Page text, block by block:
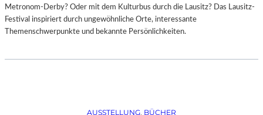
Metronom-Derby? Oder mit dem Kulturbus durch die Lausitz? Das Lausitz-
Festival inspiriert durch ungewöhnliche Orte, interessante
Themenschwerpunkte und bekannte Persönlichkeiten.
AUSSTELLUNG, BÜCHER